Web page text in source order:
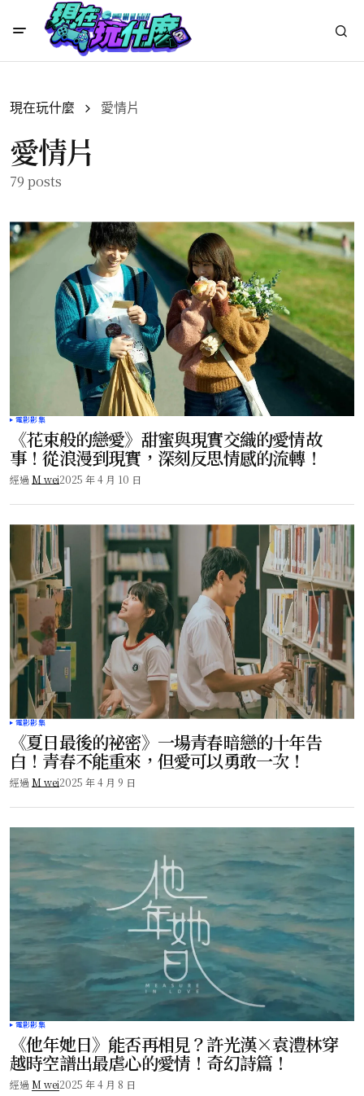
現在玩什麼 愛情片
愛情片
79 posts
電影影集
《花束般的戀愛》甜蜜與現實交織的愛情故
事！從浪漫到現實，深刻反思情感的流轉！
經過 M wei2025 年 4 月 10 日
電影影集
《夏日最後的祕密》一場青春暗戀的十年告
白！青春不能重來，但愛可以勇敢一次！
經過 M wei2025 年 4 月 9 日
電影影集
《他年她日》能否再相見？許光漢×袁澧林穿
越時空譜出最虐心的愛情！奇幻詩篇！
經過 M wei2025 年 4 月 8 日